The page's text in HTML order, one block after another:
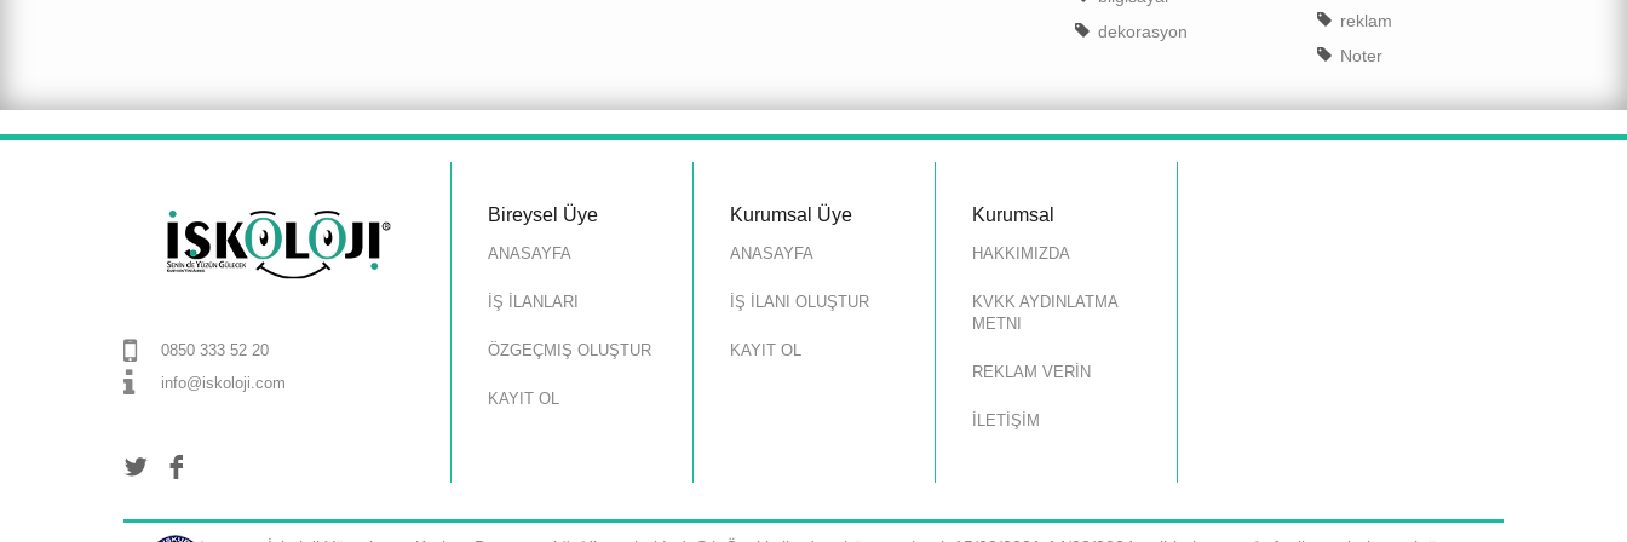
dekorasyon
reklam
Noter
0850 333 52 20
info@iskoloji.com
Bireysel Üye
ANASAYFA
İŞ İLANLARI
ÖZGEÇMIŞ OLUŞTUR
KAYIT OL
Kurumsal Üye
ANASAYFA
İŞ İLANI OLUŞTUR
KAYIT OL
Kurumsal
HAKKIMIZDA
KVKK AYDINLATMA
METNI
REKLAM VERİN
İLETİŞİM